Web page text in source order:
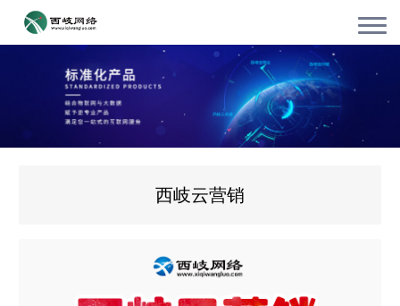
西岐云营销